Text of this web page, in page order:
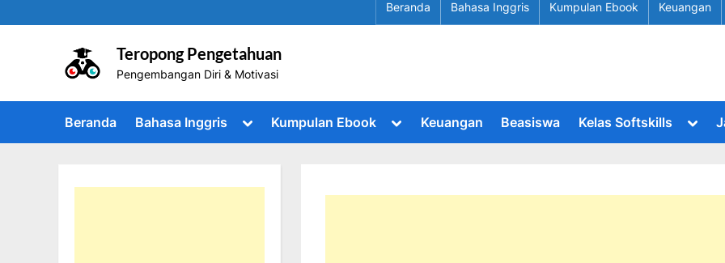
to
Beranda Bahasa Inggris Kumpulan Ebook Keuangan
Teropong Pengetahuan
Pengembangan Diri & Motivasi
Beranda Bahasa Inggris
Toggle
menu
Kumpulan Ebook
Toggle
menu
Keuangan Beasiswa Kelas Softskills
menu